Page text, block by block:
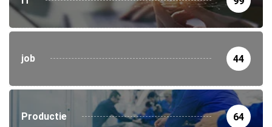
job 44
Productie 64